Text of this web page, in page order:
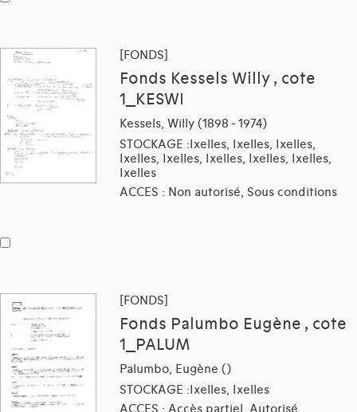
[FONDS]
Fonds Kessels Willy , cote
1_KESWI
Kessels, Willy (1898 - 1974)
STOCKAGE :Ixelles, Ixelles, Ixelles,
Ixelles, Ixelles, Ixelles, Ixelles, Ixelles,
Ixelles
ACCES : Non autorisé, Sous conditions
[FONDS]
Fonds Palumbo Eugène , cote
1_PALUM
Palumbo, Eugène ()
STOCKAGE :Ixelles, Ixelles
ACCES : Accès partiel, Autorisé